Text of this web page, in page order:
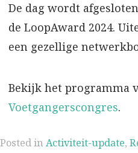
De dag wordt
de LoopAward 2024.
een gezellige
Bekijk het programma
Voetgangerscongres.
Posted in Activiteit-update,